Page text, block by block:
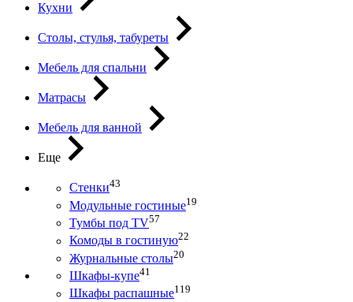
Кухни
Столы, стулья, табуреты
Мебель для спальни
Матрасы
Мебель для ванной
Еще
Стенки43
Модульные гостиные19
Тумбы под ТV57
Комоды в гостиную22
Журнальные столы20
Шкафы-купе41
Шкафы распашные119